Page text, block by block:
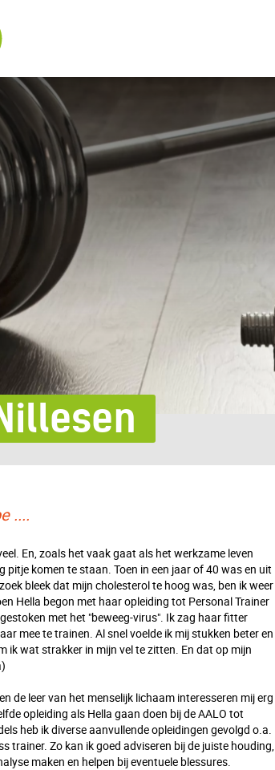
....
En, zoals het vaak gaat als het werkzame leven
pitje komen te staan. Toen in een jaar of 40 was en uit
bleek dat mijn cholesterol te hoog was, ben ik weer
Hella begon met haar opleiding tot Personal Trainer
met het "beweeg-virus". Ik zag haar fitter
mee te trainen. Al snel voelde ik mij stukken beter en
ik wat strakker in mijn vel te zitten. En dat op mijn
de leer van het menselijk lichaam interesseren mij erg
opleiding als Hella gaan doen bij de AALO tot
heb ik diverse aanvullende opleidingen gevolgd o.a.
trainer. Zo kan ik goed adviseren bij de juiste houding,
maken en helpen bij eventuele blessures.